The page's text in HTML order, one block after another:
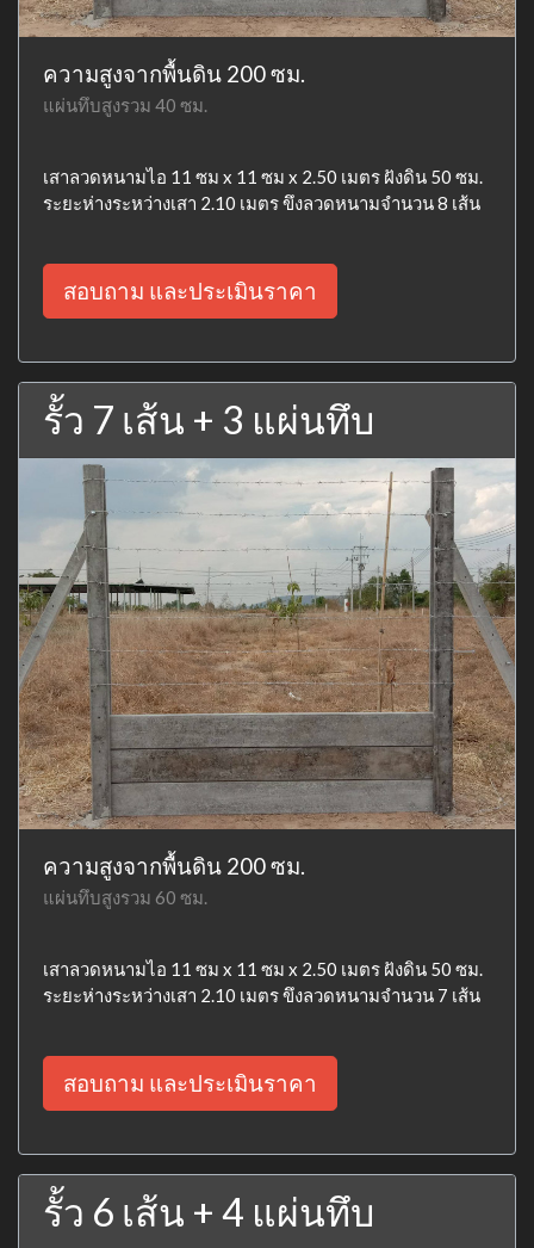
ความสูงจากพื้นดิน 200 ซม.
แผ่นทึบสูงรวม 40 ซม.
เสาลวดหนามไอ 11 ซม x 11 ซม x 2.50 เมตร ฝังดิน 50 ซม.
ระยะห่างระหว่างเสา 2.10 เมตร ขึงลวดหนามจำนวน 8 เส้น
สอบถาม และประเมินราคา
รั้ว 7 เส้น + 3 แผ่นทึบ
ความสูงจากพื้นดิน 200 ซม.
แผ่นทึบสูงรวม 60 ซม.
เสาลวดหนามไอ 11 ซม x 11 ซม x 2.50 เมตร ฝังดิน 50 ซม.
ระยะห่างระหว่างเสา 2.10 เมตร ขึงลวดหนามจำนวน 7 เส้น
สอบถาม และประเมินราคา
รั้ว 6 เส้น + 4 แผ่นทึบ